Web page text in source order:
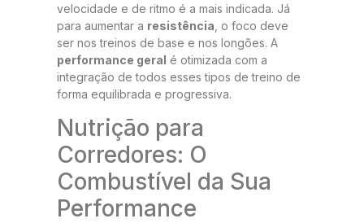
velocidade e de ritmo é a mais indicada. Já
para aumentar a resistência, o foco deve
ser nos treinos de base e nos longões. A
performance geral é otimizada com a
integração de todos esses tipos de treino de
forma equilibrada e progressiva.
Nutrição para
Corredores: O
Combustível da Sua
Performance